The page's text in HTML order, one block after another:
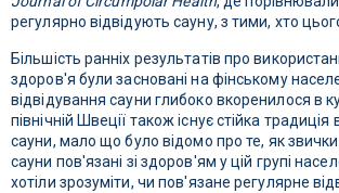
регулярно відвідують сауну, з тими, хто
Більшість ранніх результатів про
здоров'я були засновані на фінському
відвідування сауни глибоко вкоренилося в
північній Швеції також існує стійка традиція
сауни, мало що було відомо про те, як звички
сауни пов'язані зі здоров'ям у цій групі
хотіли зрозуміти, чи пов'язане регулярне